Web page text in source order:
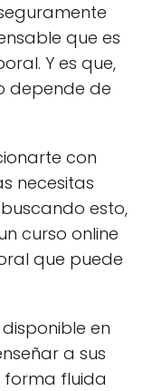
que es
Y es que,
depende de
con
necesitas
esto,
curso online
que puede
en
a sus
forma fluida